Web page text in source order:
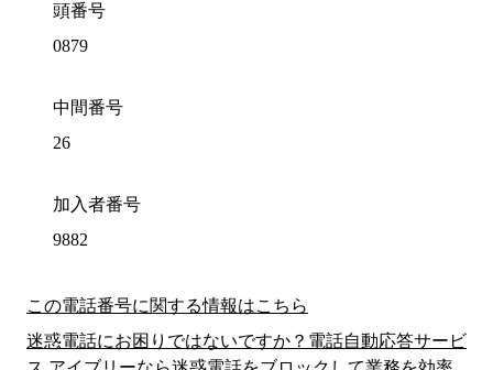
頭番号
0879
中間番号
26
加入者番号
9882
この電話番号に関する情報はこちら
迷惑電話にお困りではないですか？電話自動応答サービ